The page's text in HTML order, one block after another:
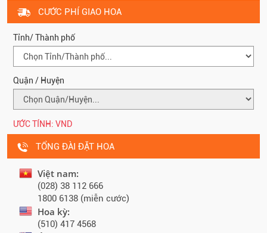
CƯỚC PHÍ GIAO HOA
Tỉnh/ Thành phố
Quận / Huyện
ƯỚC TÍNH: VND
TỔNG ĐÀI ĐẶT HOA
Việt nam:
(028) 38 112 666
1800 6138 (miễn cước)
Hoa kỳ:
(510) 417 4568